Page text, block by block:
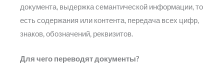
документа, выдержка семантической информации, то
есть содержания или контента, передача всех цифр,
знаков, обозначений, реквизитов.
Для чего переводят документы?